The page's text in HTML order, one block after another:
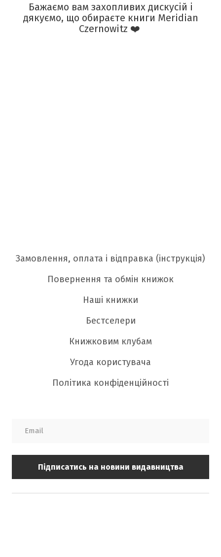
Бажаємо вам захопливих дискусій і
дякуємо, що обираєте книги Meridian
Czernowitz ❤️
Замовлення, оплата і відправка (інструкція)
Повернення та обмін книжок
Наші книжки
Бестселери
Книжковим клубам
Угода користувача
Політика конфіденційності
Підписатись на новини видавництва